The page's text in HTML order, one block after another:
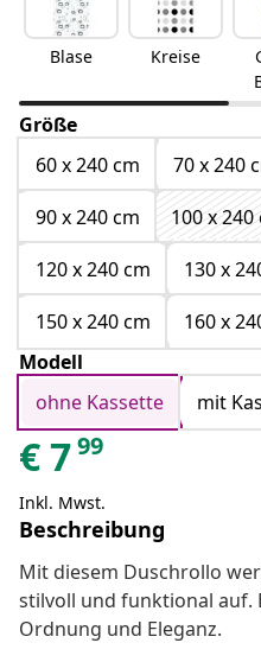
Blase Kreise
Größe
60 x 240 cm
70 x 240
90 x 240 cm
100 x 240
120 x 240 cm
130 x
150 x 240 cm
160 x
Modell
ohne Kassette
mit
€799
Inkl. Mwst.
Beschreibung
Mit diesem Duschrollo
stilvoll und funktional auf.
Ordnung und Eleganz.